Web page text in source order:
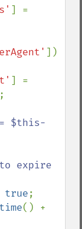
])
$this-
true;
time